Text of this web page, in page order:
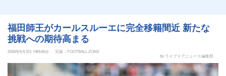
福田師王がカールスルーエに完全移籍間近 新たな
挑戦への期待高まる
2026年6月3日 19時46分
写真：FOOTBALL ZONE
by ライブドアニュース編集部